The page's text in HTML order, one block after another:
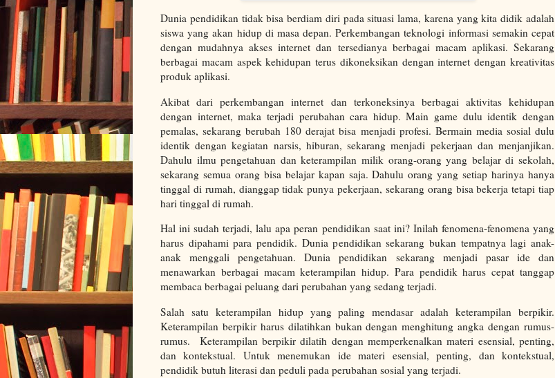
Dunia pendidikan tidak bisa berdiam diri pada situasi lama, karena yang kita didik adalah
siswa yang akan hidup di masa depan. Perkembangan teknologi informasi semakin cepat
dengan mudahnya akses internet dan tersedianya berbagai macam aplikasi. Sekarang
berbagai macam aspek kehidupan terus dikoneksikan dengan internet dengan kreativitas
produk aplikasi.
Akibat dari perkembangan internet dan terkoneksinya berbagai aktivitas kehidupan
dengan internet, maka terjadi perubahan cara hidup. Main game dulu identik dengan
pemalas, sekarang berubah 180 derajat bisa menjadi profesi. Bermain media sosial dulu
identik dengan kegiatan narsis, hiburan, sekarang menjadi pekerjaan dan menjanjikan.
Dahulu ilmu pengetahuan dan keterampilan milik orang-orang yang belajar di sekolah,
sekarang semua orang bisa belajar kapan saja. Dahulu orang yang setiap harinya hanya
tinggal di rumah, dianggap tidak punya pekerjaan, sekarang orang bisa bekerja tetapi tiap
hari tinggal di rumah.
Hal ini sudah terjadi, lalu apa peran pendidikan saat ini? Inilah fenomena-fenomena yang
harus dipahami para pendidik. Dunia pendidikan sekarang bukan tempatnya lagi anak-
anak menggali pengetahuan. Dunia pendidikan sekarang menjadi pasar ide dan
menawarkan berbagai macam keterampilan hidup. Para pendidik harus cepat tanggap
membaca berbagai peluang dari perubahan yang sedang terjadi.
Salah satu keterampilan hidup yang paling mendasar adalah keterampilan berpikir.
Keterampilan berpikir harus dilatihkan bukan dengan menghitung angka dengan rumus-
rumus. Keterampilan berpikir dilatih dengan memperkenalkan materi esensial, penting,
dan kontekstual. Untuk menemukan ide materi esensial, penting, dan kontekstual,
pendidik butuh literasi dan peduli pada perubahan sosial yang terjadi.